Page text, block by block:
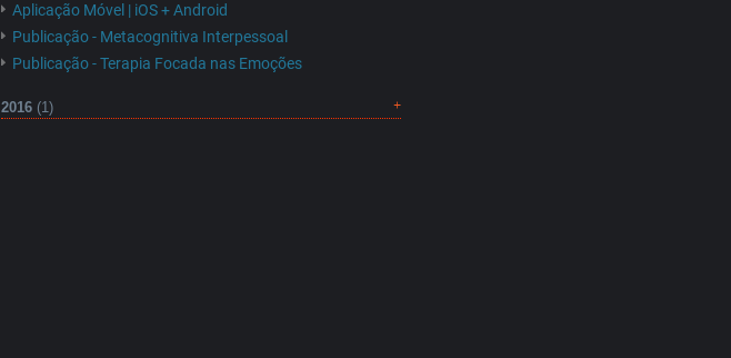
Aplicação Móvel | iOS + Android
Publicação - Metacognitiva Interpessoal
Publicação - Terapia Focada nas Emoções
2016 (1)